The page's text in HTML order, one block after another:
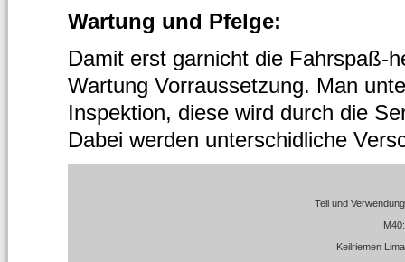
Wartung und Pfelge:
Damit erst garnicht die Fahrspaß-
Wartung Vorraussetzung. Man
Inspektion, diese wird durch die
Dabei werden unterschidliche
Teil und Verwendung
M40:
Keilriemen Lima